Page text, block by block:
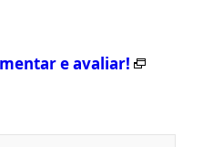
e avaliar!